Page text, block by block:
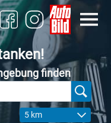
finden
5 km